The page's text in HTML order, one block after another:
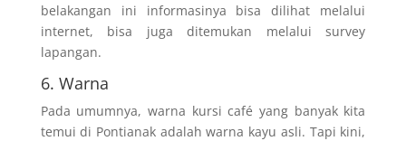
belakangan ini informasinya bisa dilihat melalui
internet, bisa juga ditemukan melalui survey
lapangan.
6. Warna
Pada umumnya, warna kursi café yang banyak kita
temui di Pontianak adalah warna kayu asli. Tapi kini,